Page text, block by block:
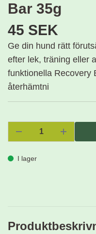
Bar 35g
45 SEK
Ge din hund rätt
efter lek, träning eller
funktionella Recovery
återhämtni
I lager